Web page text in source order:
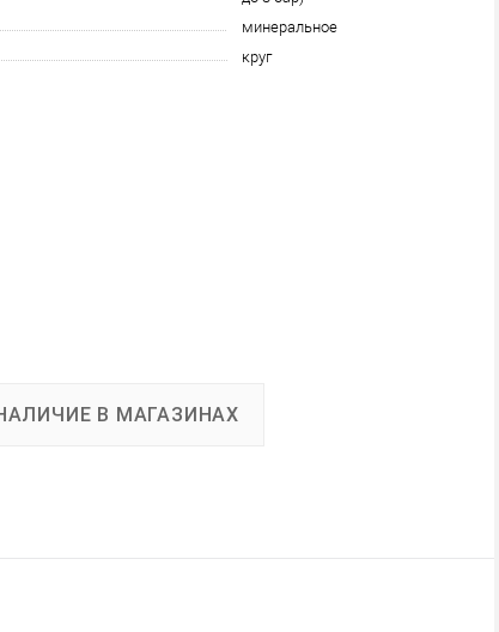
минеральное
круг
В МАГАЗИНАХ